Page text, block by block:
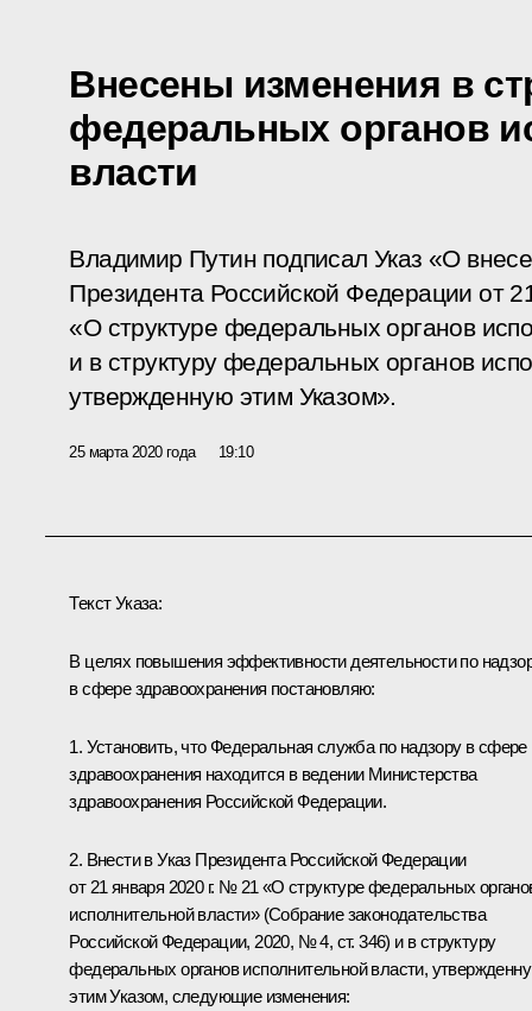
Внесены изменения в
федеральных органов
власти
Владимир Путин подписал Указ «О
Президента Российской Федерации от
«О структуре федеральных органов
и в структуру федеральных органов
утвержденную этим Указом».
25 марта 2020 года 19:10
Текст Указа:
В целях повышения эффективности деятельности по
в сфере здравоохранения постановляю:
1. Установить, что Федеральная служба по надзору в сфере
здравоохранения находится в ведении Министерства
здравоохранения Российской Федерации.
2. Внести в Указ Президента Российской Федерации
от 21 января 2020 г. № 21 «О структуре федеральных
исполнительной власти» (Собрание законодательства
Российской Федерации, 2020, № 4, ст. 346) и в структуру
федеральных органов исполнительной власти,
этим Указом, следующие изменения: